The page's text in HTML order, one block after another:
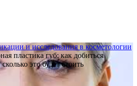
и исследования в косметологии
пластика губ: как добиться
это будет стоить